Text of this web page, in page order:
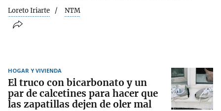
Loreto Iriarte NTM
HOGAR Y VIVIENDA
El truco con bicarbonato y un
par de calcetines para hacer que
las zapatillas dejen de oler mal